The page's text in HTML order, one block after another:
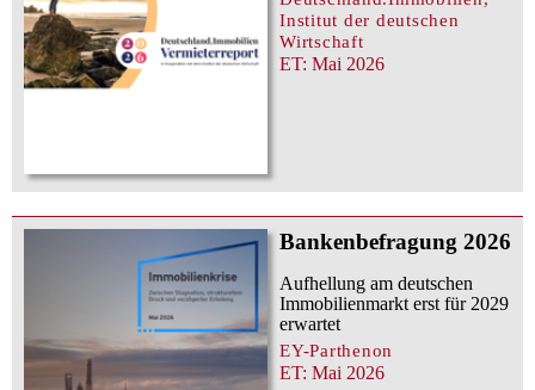
Institut der deutschen
Wirtschaft
ET: Mai 2026
Bankenbefragung 2026
Aufhellung am deutschen
Immobilienmarkt erst für 2029
erwartet
EY-Parthenon
ET: Mai 2026